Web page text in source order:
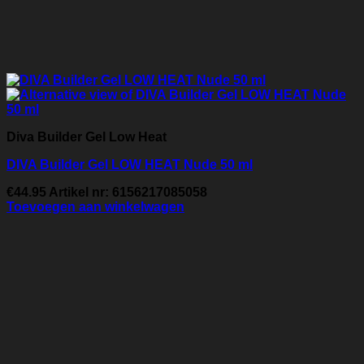
Diva Builder Gel Low Heat
DIVA Builder Gel LOW HEAT Nude 50 ml
€44.95 Artikel nr: 6156217085058
Toevoegen aan winkelwagen